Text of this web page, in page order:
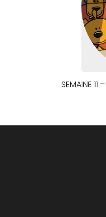
SEMAINE 11